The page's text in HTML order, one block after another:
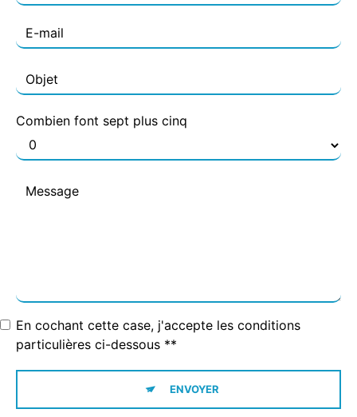
Combien font sept plus cinq
En cochant cette case, j'accepte les conditions
particulières ci-dessous **
ENVOYER